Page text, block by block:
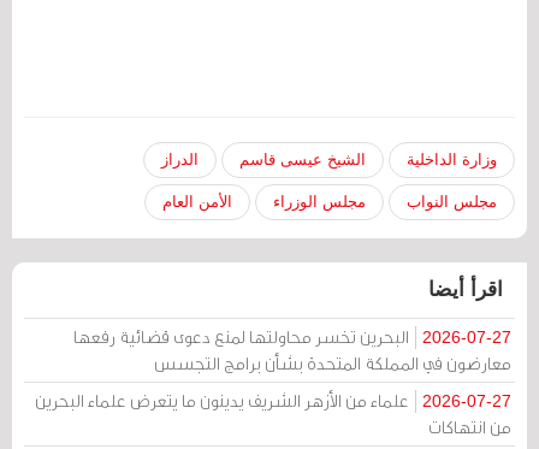
وزارة الداخلية الشيخ عيسى قاسم الدراز
مجلس النواب مجلس الوزراء الأمن العام
اقرأ أيضا
2026-07-27
البحرين تخسر محاولتها لمنع دعوى قضائية رفعها
معارضون في المملكة المتحدة بشأن برامج التجسس
2026-07-27
علماء من الأزهر الشريف يدينون ما يتعرض علماء البحرين
من انتهاكات